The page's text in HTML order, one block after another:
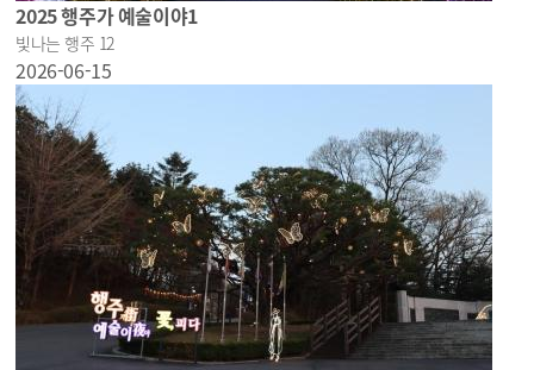
2025 행주가 예술이야1
빛나는 행주 12
2026-06-15